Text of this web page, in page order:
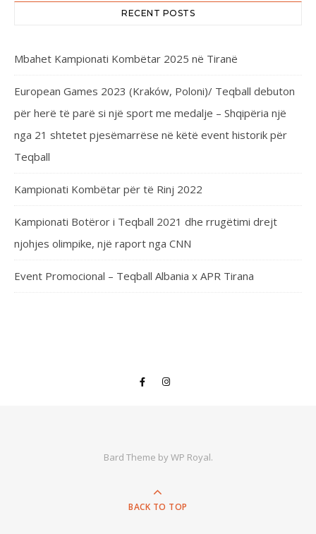
RECENT POSTS
Mbahet Kampionati Kombëtar 2025 në Tiranë
European Games 2023 (Kraków, Poloni)/ Teqball debuton
për herë të parë si një sport me medalje – Shqipëria një
nga 21 shtetet pjesëmarrëse në këtë event historik për
Teqball
Kampionati Kombëtar për të Rinj 2022
Kampionati Botëror i Teqball 2021 dhe rrugëtimi drejt
njohjes olimpike, një raport nga CNN
Event Promocional – Teqball Albania x APR Tirana
Bard Theme byWP Royal.
BACK TO TOP